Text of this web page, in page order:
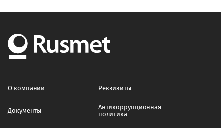
О компании Реквизиты
Документы
Антикоррупционная
политика